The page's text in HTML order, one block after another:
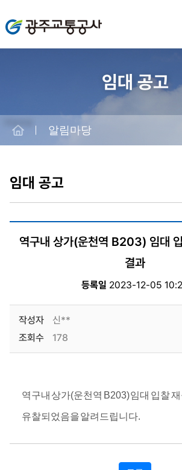
광주교통공사
임대 공고
알림마당
임대 공고
역구내 상가(운천역 B203) 임대
결과
등록일 2023-12-05
작성자
신**
조회수
178
역구내 상가(운천역 B203) 임대 입찰
유찰되었음을 알려드립니다.